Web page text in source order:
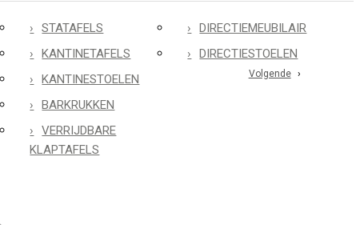
STATAFELS
KANTINETAFELS
KANTINESTOELEN
BARKRUKKEN
VERRIJDBARE
KLAPTAFELS
DIRECTIEMEUBILAIR
DIRECTIESTOELEN
Volgende